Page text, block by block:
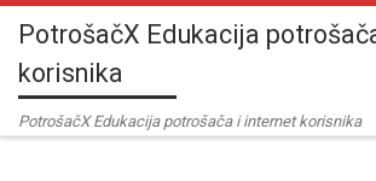
Skip to content
PotrošačX Edukacija
korisnika
PotrošačX Edukacija potrošača i internet korisnika